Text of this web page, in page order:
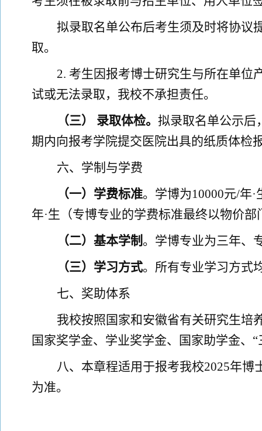
拟录取名单公布后考生须及时将协议
取。
2. 考生因报考博士研究生与所在单位
试或无法录取，我校不承担责任。
（三） 录取体检。 拟录取名单公示后
期内向报考学院提交医院出具的纸质体检
六、学制 与学费
（一）学费标准。 学博为10000元/年·
年·生 （专博专业的学费标准最终以物价部
（二） 基本学制 。 学博专业为三年、
（三） 学习方式。 所有专业学习方式
七、 奖助体系
我校按照国家和安徽省有关研究生培
国家奖学金、学业奖学金、国家助学金、
八、 本章程适用于报考我校2025年博
为准。